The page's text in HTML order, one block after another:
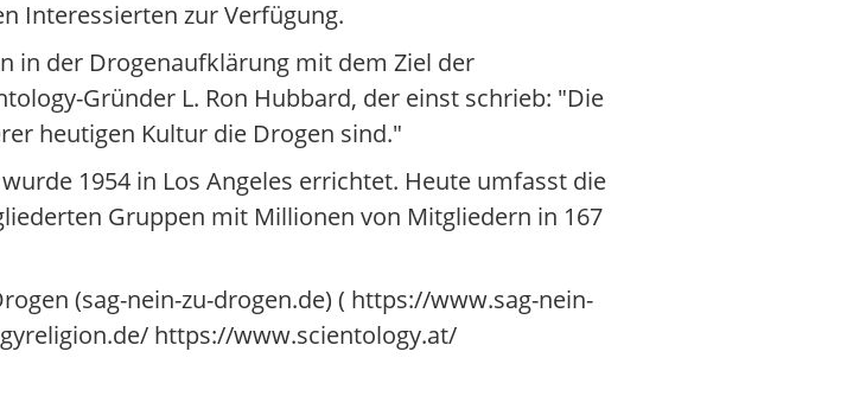
Interessierten zur Verfügung.
in der Drogenaufklärung mit dem Ziel der
Gründer L. Ron Hubbard, der einst schrieb: "Die
heutigen Kultur die Drogen sind."
1954 in Los Angeles errichtet. Heute umfasst die
Gruppen mit Millionen von Mitgliedern in 167
(sag-nein-zu-drogen.de) ( https://www.sag-nein-
https://www.scientology.at/